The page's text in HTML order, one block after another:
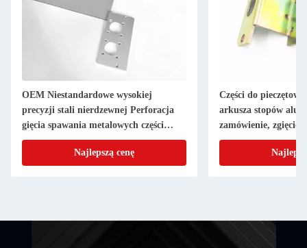
OEM Niestandardowe wysokiej
precyzji stali nierdzewnej Perforacja
gięcia spawania metalowych części
pieczętowania
Najlepszą cenę
Części do
arkusza stopów
zamówienie, zgięcie
powierzchni